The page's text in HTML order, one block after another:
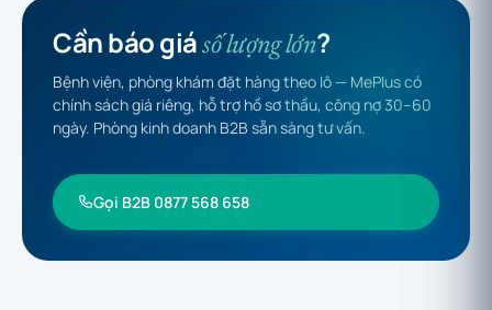
Cần báo giásố lượng lớn?
Bệnh viện, phòng khám đặt hàng theo lô — MePlus có
chính sách giá riêng, hỗ trợ hồ sơ thầu, công nợ 30–60
ngày. Phòng kinh doanh B2B sẵn sàng tư vấn.
Gọi B2B 0877 568 658